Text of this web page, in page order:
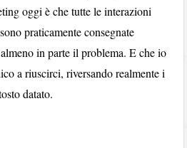
oggi è che tutte le interazioni
praticamente consegnate
in parte il problema. E che io
a riuscirci, riversando realmente i
datato.